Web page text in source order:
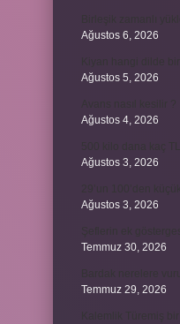
Ağustos 6, 2026
Ağustos 5, 2026
Ağustos 4, 2026
Ağustos 3, 2026
Ağustos 3, 2026
Temmuz 30, 2026
Temmuz 29, 2026